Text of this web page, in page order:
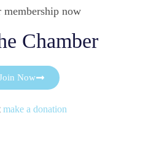
membership now
Chamber
Now
make a donation